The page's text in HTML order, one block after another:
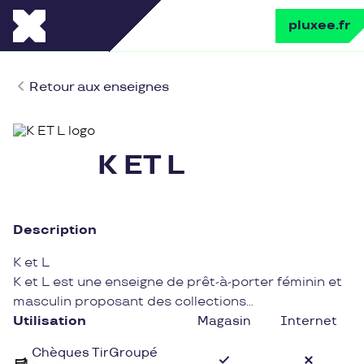
pluxee.fr
Retour aux enseignes
K ET L
Description
K et L
K et L est une enseigne de prêt-à-porter féminin et
masculin proposant des collections
contemporaines et tendance. Vous y trouverez un
compléter votre garde-robe avec style.
Utilisation Magasin Internet
Chèques TirGroupé